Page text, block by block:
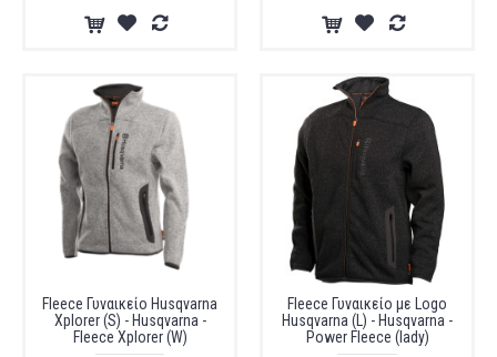
Fleece Γυναικείο Husqvarna
Xplorer (S) - Husqvarna -
Fleece Xplorer (W)
Fleece Γυναικείο με Logo
Husqvarna (L) - Husqvarna -
Power Fleece (lady)